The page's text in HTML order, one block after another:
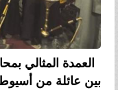
العمدة المثالي
بين عائلة من